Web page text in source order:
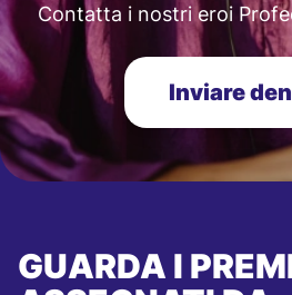
Contatta i nostri eroi
Inviare
GUARDA I